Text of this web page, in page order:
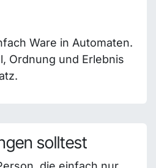
Ware in Automaten.
Ordnung und Erlebnis
solltest